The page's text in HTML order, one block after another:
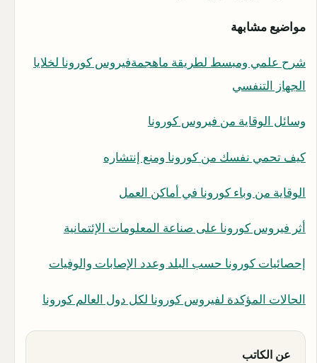
مواضيع مشابهة
شرح علمي ومبسط لطريقة ماهجمةفيروس كورونا لخلايا
الجهاز التنفسي
وسائل الوقاية من فيروس كورونا
كيف تحمي نفسك من كورونا ومنع إنتشاره
الوقاية من وباء كورونا في أماكن العمل
أثر فيروس كورونا على صناعة المعلومات الإئتمانية
إحصائيات كورونا حسب البلد وعدد الإصابات والوفيات
الحالات المؤكدة لفيروس كورونا لكل دول العالم كورونا
عن الكاتب